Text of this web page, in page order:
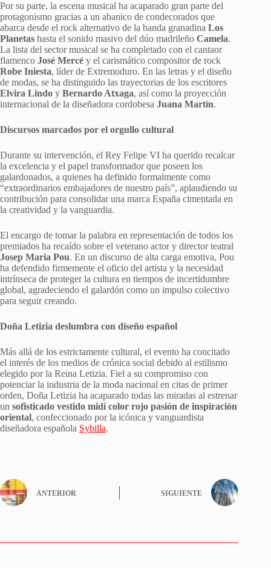
Por su parte, la escena musical ha acaparado gran parte del
protagonismo gracias a un abanico de condecorados que
abarca desde el rock alternativo de la banda granadina Los
Planetas hasta el sonido masivo del dúo madrileño Camela.
La lista del sector musical se ha completado con el cantaor
flamenco José Mercé y el carismático compositor de rock
Robe Iniesta, líder de Extremoduro. En las letras y el diseño
de modas, se ha distinguido las trayectorias de los escritores
Elvira Lindo y Bernardo Atxaga, así como la proyección
internacional de la diseñadora cordobesa Juana Martín.
Discursos marcados por el orgullo cultural
Durante su intervención, el Rey Felipe VI ha querido recalcar
la excelencia y el papel transformador que poseen los
galardonados, a quienes ha definido formalmente como
“extraordinarios embajadores de nuestro país”, aplaudiendo su
contribución para consolidar una marca España cimentada en
la creatividad y la vanguardia.
El encargo de tomar la palabra en representación de todos los
premiados ha recaído sobre el veterano actor y director teatral
Josep Maria Pou. En un discurso de alta carga emotiva, Pou
ha defendido firmemente el oficio del artista y la necesidad
intrínseca de proteger la cultura en tiempos de incertidumbre
global, agradeciendo el galardón como un impulso colectivo
para seguir creando.
Doña Letizia deslumbra con diseño español
Más allá de los estrictamente cultural, el evento ha concitado
el interés de los medios de crónica social debido al estilismo
elegido por la Reina Letizia. Fiel a su compromiso con
potenciar la industria de la moda nacional en citas de primer
orden, Doña Letizia ha acaparado todas las miradas al estrenar
un sofisticado vestido midi color rojo pasión de inspiración
oriental, confeccionado por la icónica y vanguardista
diseñadora española Sybilla.
ANTERIOR SIGUIENTE